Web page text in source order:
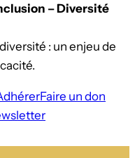
– Diversité
: un enjeu de
Faire un don